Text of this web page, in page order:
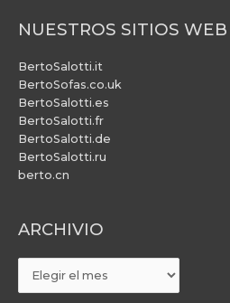
NUESTROS SITIOS WEB
BertoSalotti.it
BertoSofas.co.uk
BertoSalotti.es
BertoSalotti.fr
BertoSalotti.de
BertoSalotti.ru
berto.cn
ARCHIVIO
ARCHIVIO